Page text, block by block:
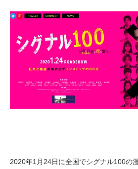
2020年1月24日に全国でシグナル100の